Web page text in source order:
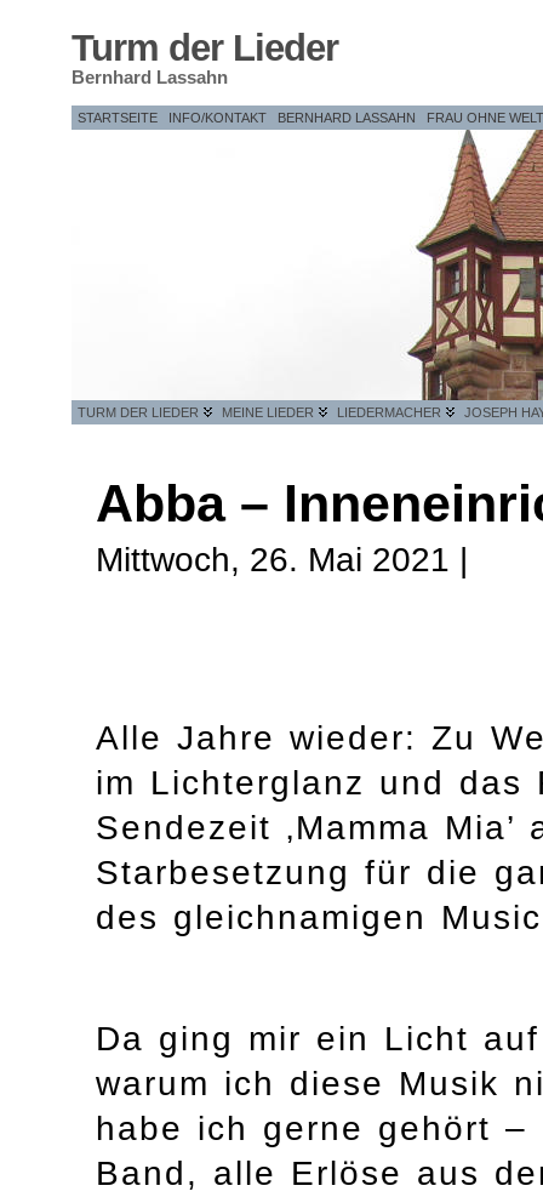
Turm der Lieder
Bernhard Lassahn
STARTSEITE INFO/KONTAKT BERNHARD LASSAHN FRAU OHNE WELT
TURM DER LIEDER MEINE LIEDER LIEDERMACHER JOSEPH
Abba –
Mittwoch, 26. Mai 2021 |
Alle Jahre wieder: Zu
im Lichterglanz und das
Sendezeit ‚Mamma
Starbesetzung für die
des gleichnamigen
Da ging mir ein Licht
warum ich diese Musik
habe ich gerne gehört
Band, alle Erlöse aus